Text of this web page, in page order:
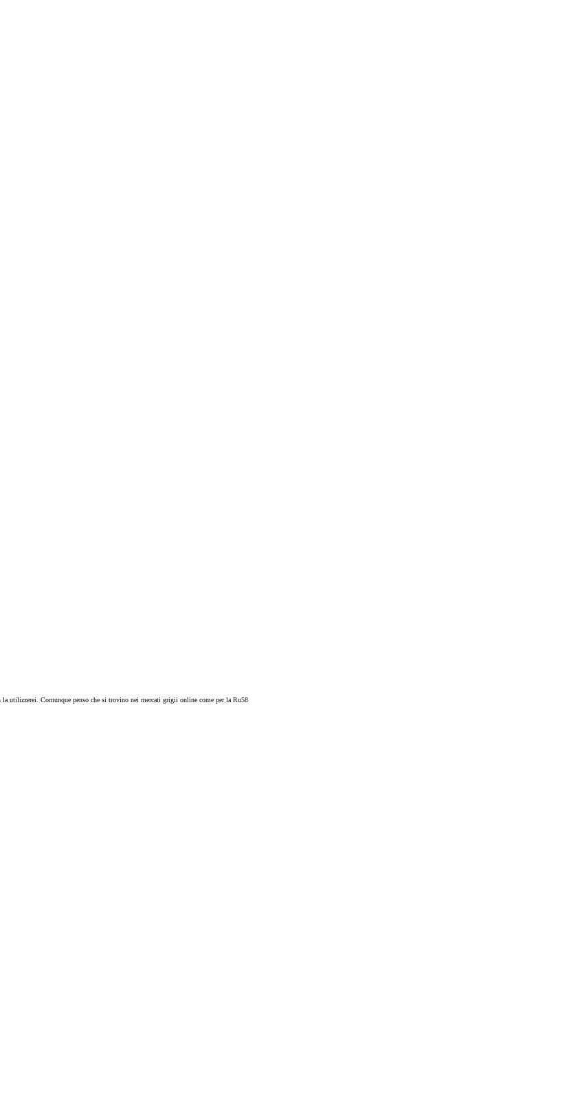
utilizzerei. Comunque penso che si trovino nei mercati grigii online come per la Ru58